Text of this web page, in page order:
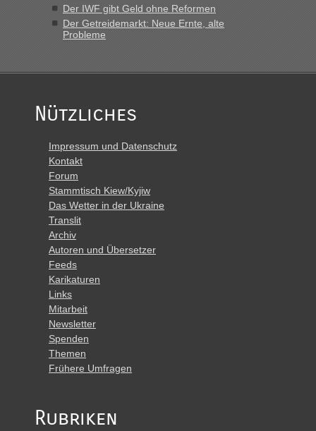
Der IWF gibt Geld ohne Reformen
Der Getreidemarkt: Neue Ernte, alte
Probleme
Nützliches
Impressum und Datenschutz
Kontakt
Forum
Stammtisch Kiew/Kyjiw
Das Wetter in der Ukraine
Translit
Archiv
Autoren und Übersetzer
Feeds
Karikaturen
Links
Mitarbeit
Newsletter
Spenden
Themen
Frühere Umfragen
Rubriken